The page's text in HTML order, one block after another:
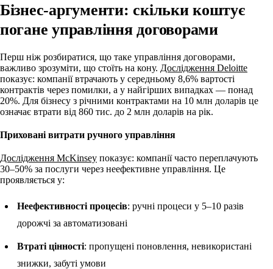
Бізнес-аргументи: скільки коштує
погане управління договорами
Перш ніж розбиратися, що таке управління договорами,
важливо зрозуміти, що стоїть на кону. Дослідження Deloitte
показує: компанії втрачають у середньому 8,6% вартості
контрактів через помилки, а у найгірших випадках — понад
20%. Для бізнесу з річними контрактами на 10 млн доларів це
означає втрати від 860 тис. до 2 млн доларів на рік.
Приховані витрати ручного управління
Дослідження McKinsey показує: компанії часто переплачують
30–50% за послуги через неефективне управління. Це
проявляється у:
Неефективності процесів: ручні процеси у 5–10 разів
дорожчі за автоматизовані
Втраті цінності: пропущені поновлення, невикористані
знижки, забуті умови